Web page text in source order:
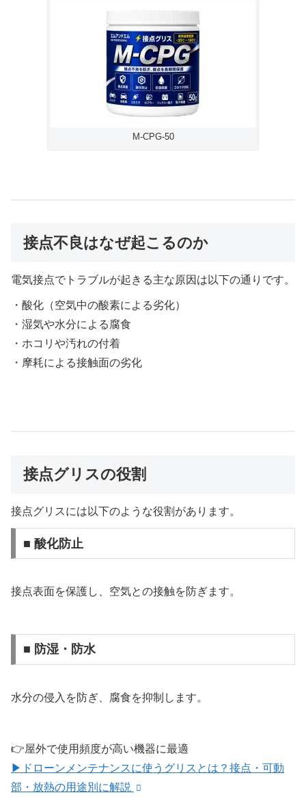
M-CPG-50
接点不良はなぜ起こるのか
電気接点でトラブルが起きる主な原因は以下の通りです。
・酸化（空気中の酸素による劣化）
・湿気や水分による腐食
・ホコリや汚れの付着
・摩耗による接触面の劣化
接点グリスの役割
接点グリスには以下のような役割があります。
■ 酸化防止
接点表面を保護し、空気との接触を防ぎます。
■ 防湿・防水
水分の侵入を防ぎ、腐食を抑制します。
👉屋外で使用頻度が高い機器に最適
▶ドローンメンテナンスに使うグリスとは？接点・可動
部・放熱の用途別に解説